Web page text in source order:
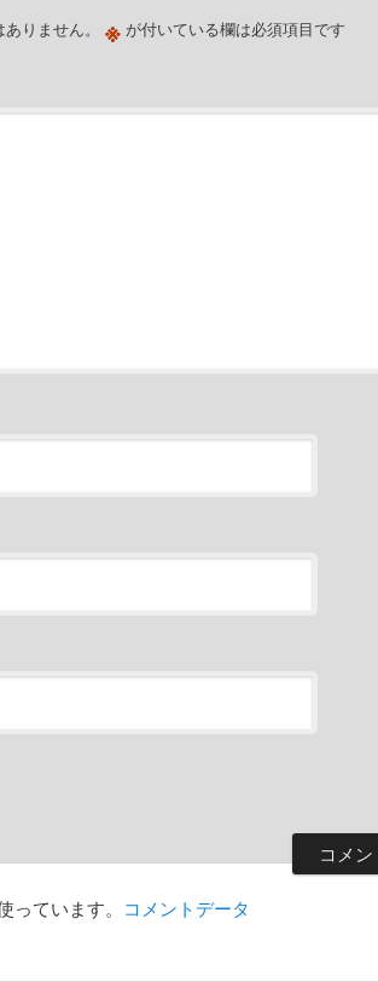
りません。 ※が付いている欄は必須項目です
ています。 コメントデータ